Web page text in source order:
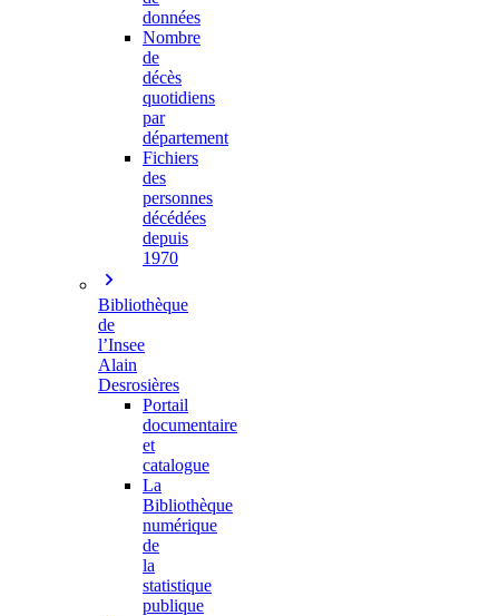
données
Nombre
de
décès
quotidiens
par
département
Fichiers
des
personnes
décédées
depuis
1970
Bibliothèque
de
l’Insee
Alain
Desrosières
Portail
documentaire
et
catalogue
La
Bibliothèque
numérique
de
la
statistique
publique